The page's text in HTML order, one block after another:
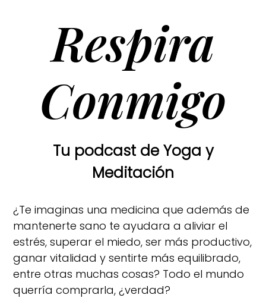
Respira
Conmigo
Tu podcast de Yoga y
Meditación
¿Te imaginas una medicina que además de
mantenerte sano te ayudara a aliviar el
estrés, superar el miedo, ser más productivo,
ganar vitalidad y sentirte más equilibrado,
entre otras muchas cosas? Todo el mundo
querría comprarla, ¿verdad?